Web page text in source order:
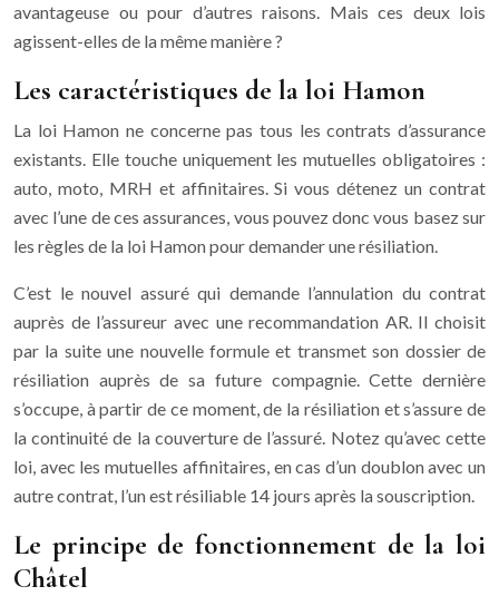
avantageuse ou pour d’autres raisons. Mais ces deux lois
agissent-elles de la même manière ?
Les caractéristiques de la loi Hamon
La loi Hamon ne concerne pas tous les contrats d’assurance
existants. Elle touche uniquement les mutuelles obligatoires :
auto, moto, MRH et affinitaires. Si vous détenez un contrat
avec l’une de ces assurances, vous pouvez donc vous basez sur
les règles de la loi Hamon pour demander une résiliation.
C’est le nouvel assuré qui demande l’annulation du contrat
auprès de l’assureur avec une recommandation AR. Il choisit
par la suite une nouvelle formule et transmet son dossier de
résiliation auprès de sa future compagnie. Cette dernière
s’occupe, à partir de ce moment, de la résiliation et s’assure de
la continuité de la couverture de l’assuré. Notez qu’avec cette
loi, avec les mutuelles affinitaires, en cas d’un doublon avec un
autre contrat, l’un est résiliable 14 jours après la souscription.
Le principe de fonctionnement de la loi
Châtel